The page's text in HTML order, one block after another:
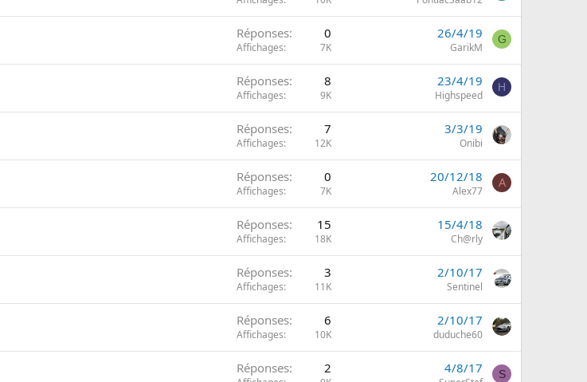
Réponses 0
Affichages 7K
26/4/19
GarikM
G
Réponses 8
Affichages 9K
23/4/19
Highspeed
H
Réponses 7
Affichages 12K
3/3/19
Onibi
Réponses 0
Affichages 7K
20/12/18
Alex77
A
Réponses 15
Affichages 18K
15/4/18
Ch@rly
Réponses 3
Affichages 11K
2/10/17
Sentinel
Réponses 6
Affichages 10K
2/10/17
duduche60
Réponses 2 4/8/17 S